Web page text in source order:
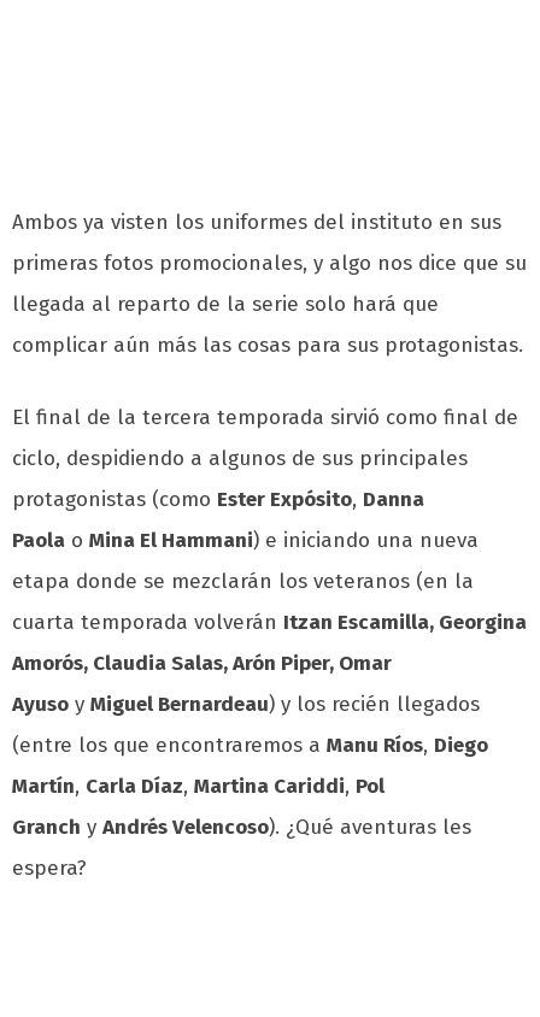
Ambos ya visten los uniformes del instituto en sus
primeras fotos promocionales, y algo nos dice que su
llegada al reparto de la serie solo hará que
complicar aún más las cosas para sus protagonistas.
El final de la tercera temporada sirvió como final de
ciclo, despidiendo a algunos de sus principales
protagonistas (como Ester Expósito, Danna
Paola o Mina El Hammani) e iniciando una nueva
etapa donde se mezclarán los veteranos (en la
cuarta temporada volverán Itzan Escamilla, Georgina
Amorós, Claudia Salas, Arón Piper, Omar
Ayuso y Miguel Bernardeau) y los recién llegados
(entre los que encontraremos a Manu Ríos, Diego
Martín, Carla Díaz, Martina Cariddi, Pol
Granch y Andrés Velencoso). ¿Qué aventuras les
espera?